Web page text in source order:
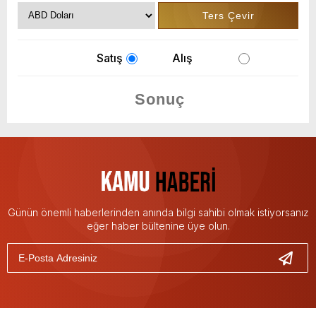
Satış Alış
Günün önemli haberlerinden anında bilgi sahibi olmak istiyorsanız
eğer haber bültenine üye olun.